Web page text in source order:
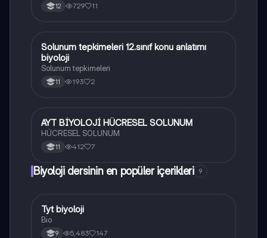
12 729 11
Biyoloji
Solunum tepkimeleri 12.sınıf konu anlatımı
biyoloji
Solunum tepkimeleri
11 193 2
Biyoloji
AYT BİYOLOJİ HÜCRESEL SOLUNUM
HÜCRESEL SOLUNUM
11 412 7
Biyoloji dersinin en popüler içerikleri 9
Biyoloji
Tyt biyoloji
Bio
9 5,483 147